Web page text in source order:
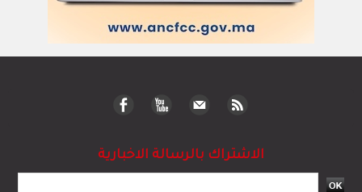
الاشتراك بالرسالة الاخبارية